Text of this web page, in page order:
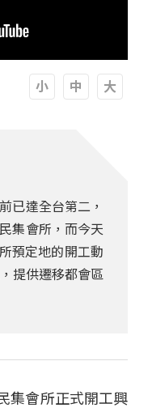
已達全台第二，
集會所，而今天
預定地的開工動
提供遷移都會區
集會所正式開工興